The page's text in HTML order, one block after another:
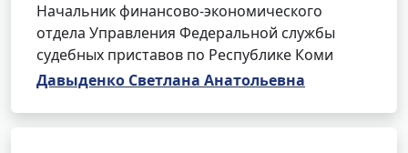
Начальник финансово-экономического
отдела Управления Федеральной службы
судебных приставов по Республике Коми
Давыденко Светлана Анатольевна